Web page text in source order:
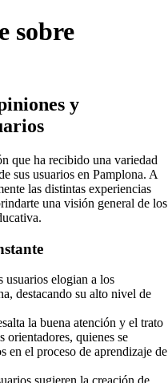
sobre
y
que ha recibido una variedad
sus usuarios en Pamplona. A
las distintas experiencias
una visión general de los
usuarios elogian a los
destacando su alto nivel de
la buena atención y el trato
quienes se
en el proceso de aprendizaje de